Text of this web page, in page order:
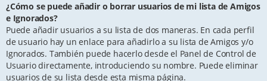
¿Cómo se puede añadir o borrar usuarios de mi lista de Amigos
e Ignorados?
Puede añadir usuarios a su lista de dos maneras. En cada perfil
de usuario hay un enlace para añadirlo a su lista de Amigos y/o
Ignorados. También puede hacerlo desde el Panel de Control de
Usuario directamente, introduciendo su nombre. Puede eliminar
usuarios de su lista desde esta misma página.